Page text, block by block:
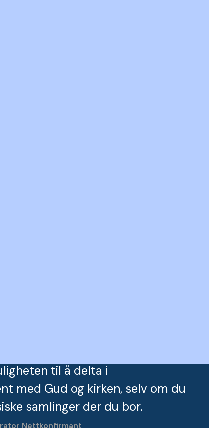
til å delta i
med Gud og kirken, selv om du
samlinger der du bor.
Nettkonfirmant